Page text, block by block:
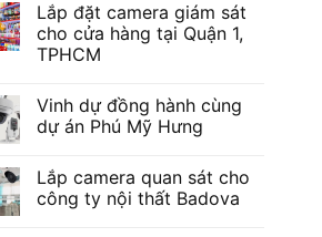
Lắp đặt camera giám sát
cho cửa hàng tại Quận 1,
TPHCM
Vinh dự đồng hành cùng
dự án Phú Mỹ Hưng
Lắp camera quan sát cho
công ty nội thất Badova